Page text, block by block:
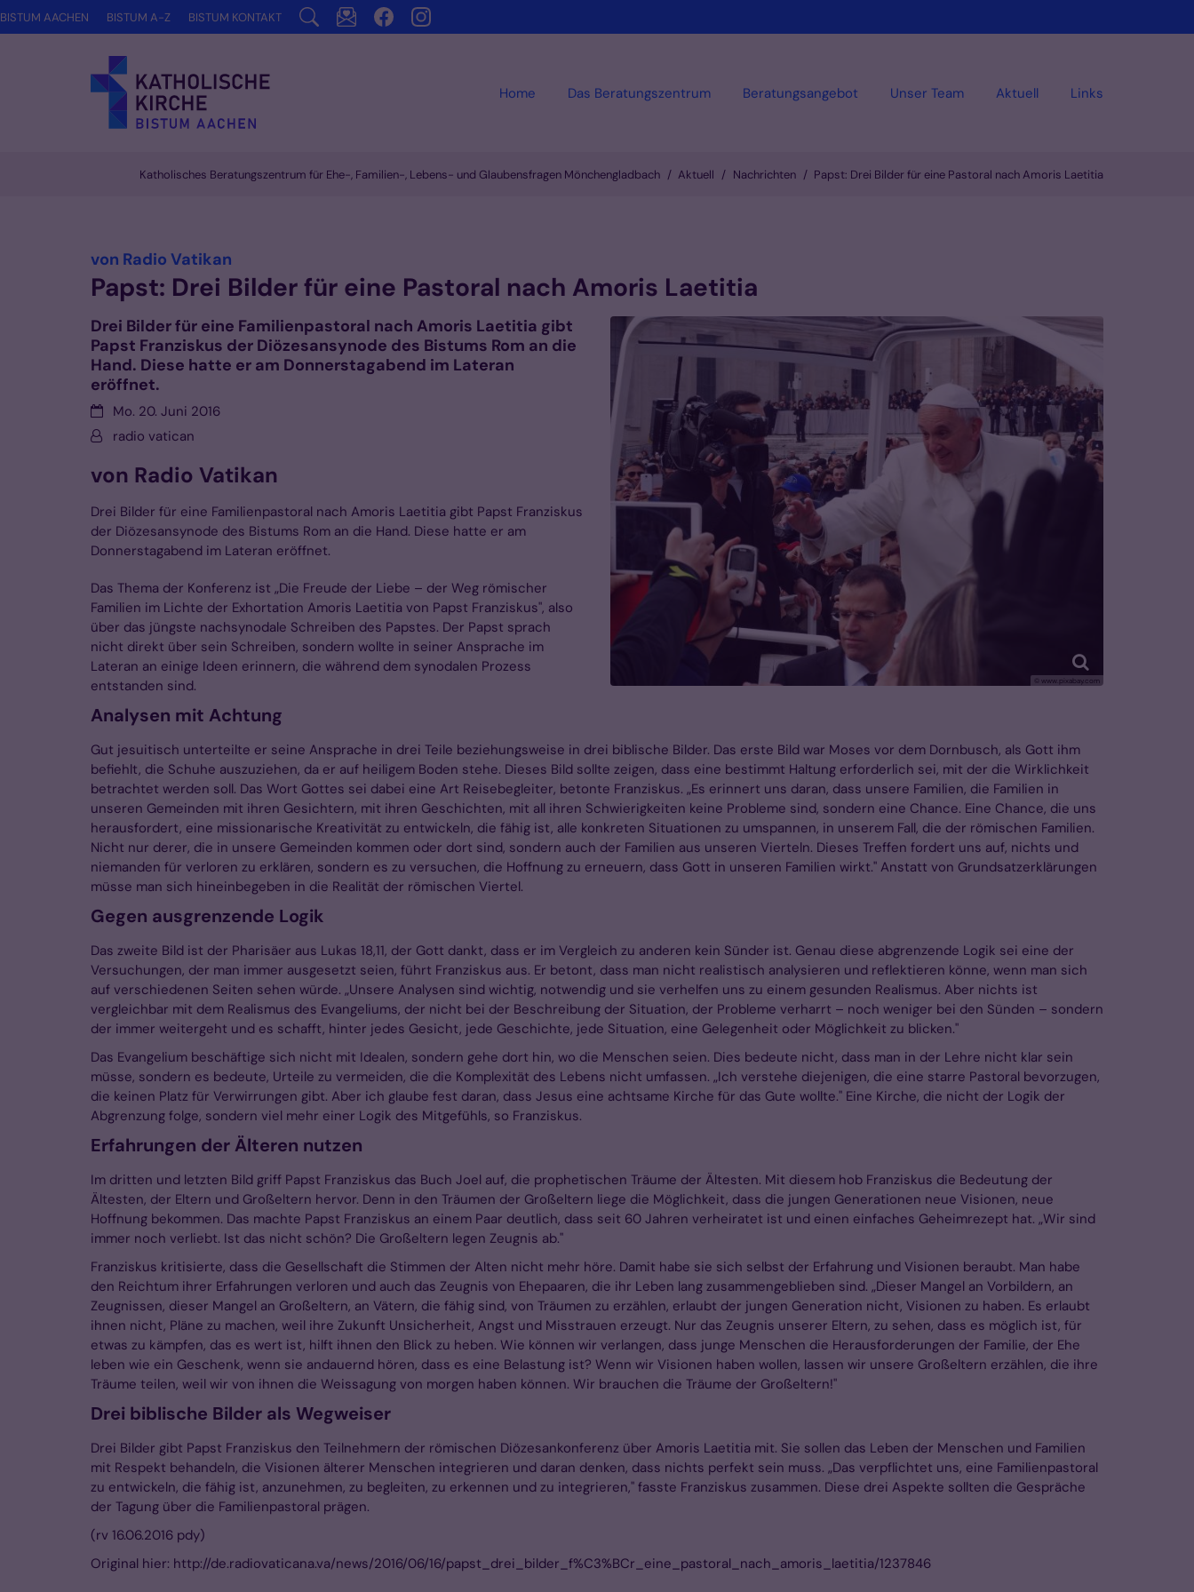
Zum Inhalt springen
Home Das Beratungszentrum Beratungsangebot Unser Team Aktuell Links
BISTUM AACHEN BISTUM A-Z BISTUM KONTAKT
Katholisches Beratungszentrum für Ehe-, Familien-, Lebens- und Glaubensfragen Mönchengladbach Aktuell Nachrichten Papst: Drei Bilder für eine Pastoral nach Amoris Laetitia
von Radio Vatikan
Papst: Drei Bilder für eine Pastoral nach Amoris Laetitia
© www.pixabay.com
Drei Bilder für eine Familienpastoral nach Amoris Laetitia gibt
Papst Franziskus der Diözesansynode des Bistums Rom an die
Hand. Diese hatte er am Donnerstagabend im Lateran
eröffnet.
Datum:Mo. 20. Juni 2016
Von:radio vatican
von Radio Vatikan
Drei Bilder für eine Familienpastoral nach Amoris Laetitia gibt Papst Franziskus
der Diözesansynode des Bistums Rom an die Hand. Diese hatte er am
Donnerstagabend im Lateran eröffnet.
Das Thema der Konferenz ist „Die Freude der Liebe – der Weg römischer
Familien im Lichte der Exhortation Amoris Laetitia von Papst Franziskus", also
über das jüngste nachsynodale Schreiben des Papstes. Der Papst sprach
nicht direkt über sein Schreiben, sondern wollte in seiner Ansprache im
Lateran an einige Ideen erinnern, die während dem synodalen Prozess
entstanden sind.
Analysen mit Achtung
Gut jesuitisch unterteilte er seine Ansprache in drei Teile beziehungsweise in drei biblische Bilder. Das erste Bild war Moses vor dem Dornbusch, als Gott ihm
befiehlt, die Schuhe auszuziehen, da er auf heiligem Boden stehe. Dieses Bild sollte zeigen, dass eine bestimmt Haltung erforderlich sei, mit der die Wirklichkeit
betrachtet werden soll. Das Wort Gottes sei dabei eine Art Reisebegleiter, betonte Franziskus. „Es erinnert uns daran, dass unsere Familien, die Familien in
unseren Gemeinden mit ihren Gesichtern, mit ihren Geschichten, mit all ihren Schwierigkeiten keine Probleme sind, sondern eine Chance. Eine Chance, die uns
herausfordert, eine missionarische Kreativität zu entwickeln, die fähig ist, alle konkreten Situationen zu umspannen, in unserem Fall, die der römischen Familien.
Nicht nur derer, die in unsere Gemeinden kommen oder dort sind, sondern auch der Familien aus unseren Vierteln. Dieses Treffen fordert uns auf, nichts und
niemanden für verloren zu erklären, sondern es zu versuchen, die Hoffnung zu erneuern, dass Gott in unseren Familien wirkt." Anstatt von Grundsatzerklärungen
müsse man sich hineinbegeben in die Realität der römischen Viertel.
Gegen ausgrenzende Logik
Das zweite Bild ist der Pharisäer aus Lukas 18,11, der Gott dankt, dass er im Vergleich zu anderen kein Sünder ist. Genau diese abgrenzende Logik sei eine der
Versuchungen, der man immer ausgesetzt seien, führt Franziskus aus. Er betont, dass man nicht realistisch analysieren und reflektieren könne, wenn man sich
auf verschiedenen Seiten sehen würde. „Unsere Analysen sind wichtig, notwendig und sie verhelfen uns zu einem gesunden Realismus. Aber nichts ist
vergleichbar mit dem Realismus des Evangeliums, der nicht bei der Beschreibung der Situation, der Probleme verharrt – noch weniger bei den Sünden – sondern
der immer weitergeht und es schafft, hinter jedes Gesicht, jede Geschichte, jede Situation, eine Gelegenheit oder Möglichkeit zu blicken."
Das Evangelium beschäftige sich nicht mit Idealen, sondern gehe dort hin, wo die Menschen seien. Dies bedeute nicht, dass man in der Lehre nicht klar sein
müsse, sondern es bedeute, Urteile zu vermeiden, die die Komplexität des Lebens nicht umfassen. „Ich verstehe diejenigen, die eine starre Pastoral bevorzugen,
die keinen Platz für Verwirrungen gibt. Aber ich glaube fest daran, dass Jesus eine achtsame Kirche für das Gute wollte." Eine Kirche, die nicht der Logik der
Abgrenzung folge, sondern viel mehr einer Logik des Mitgefühls, so Franziskus.
Erfahrungen der Älteren nutzen
Im dritten und letzten Bild griff Papst Franziskus das Buch Joel auf, die prophetischen Träume der Ältesten. Mit diesem hob Franziskus die Bedeutung der
Ältesten, der Eltern und Großeltern hervor. Denn in den Träumen der Großeltern liege die Möglichkeit, dass die jungen Generationen neue Visionen, neue
Hoffnung bekommen. Das machte Papst Franziskus an einem Paar deutlich, dass seit 60 Jahren verheiratet ist und einen einfaches Geheimrezept hat. „Wir sind
immer noch verliebt. Ist das nicht schön? Die Großeltern legen Zeugnis ab."
Franziskus kritisierte, dass die Gesellschaft die Stimmen der Alten nicht mehr höre. Damit habe sie sich selbst der Erfahrung und Visionen beraubt. Man habe
den Reichtum ihrer Erfahrungen verloren und auch das Zeugnis von Ehepaaren, die ihr Leben lang zusammengeblieben sind. „Dieser Mangel an Vorbildern, an
Zeugnissen, dieser Mangel an Großeltern, an Vätern, die fähig sind, von Träumen zu erzählen, erlaubt der jungen Generation nicht, Visionen zu haben. Es erlaubt
ihnen nicht, Pläne zu machen, weil ihre Zukunft Unsicherheit, Angst und Misstrauen erzeugt. Nur das Zeugnis unserer Eltern, zu sehen, dass es möglich ist, für
etwas zu kämpfen, das es wert ist, hilft ihnen den Blick zu heben. Wie können wir verlangen, dass junge Menschen die Herausforderungen der Familie, der Ehe
leben wie ein Geschenk, wenn sie andauernd hören, dass es eine Belastung ist? Wenn wir Visionen haben wollen, lassen wir unsere Großeltern erzählen, die ihre
Träume teilen, weil wir von ihnen die Weissagung von morgen haben können. Wir brauchen die Träume der Großeltern!"
Drei biblische Bilder als Wegweiser
Drei Bilder gibt Papst Franziskus den Teilnehmern der römischen Diözesankonferenz über Amoris Laetitia mit. Sie sollen das Leben der Menschen und Familien
mit Respekt behandeln, die Visionen älterer Menschen integrieren und daran denken, dass nichts perfekt sein muss. „Das verpflichtet uns, eine Familienpastoral
zu entwickeln, die fähig ist, anzunehmen, zu begleiten, zu erkennen und zu integrieren," fasste Franziskus zusammen. Diese drei Aspekte sollten die Gespräche
der Tagung über die Familienpastoral prägen.
(rv 16.06.2016 pdy)
Original hier: http://de.radiovaticana.va/news/2016/06/16/papst_drei_bilder_f%C3%BCr_eine_pastoral_nach_amoris_laetitia/1237846